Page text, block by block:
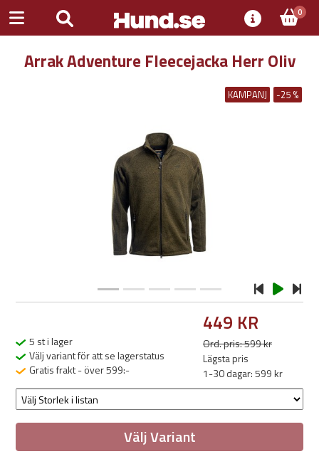
0
Arrak Adventure Fleecejacka Herr Oliv
KAMPANJ -25 %
5 st i lager
Välj variant för att se lagerstatus
Gratis frakt - över 599:-
449 KR
Ord. pris: 599 kr
Lägsta pris
1-30 dagar: 599 kr
Välj Variant